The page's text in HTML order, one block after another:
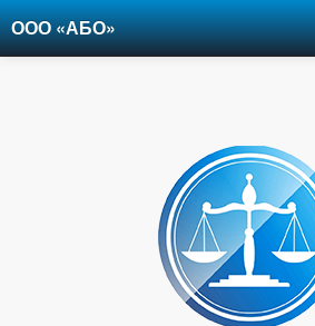
ООО «АБО»